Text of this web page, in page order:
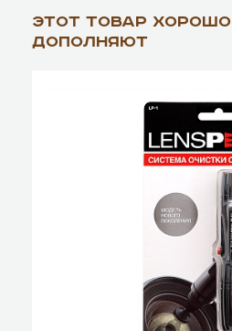
Этот товар хорошо
дополняют